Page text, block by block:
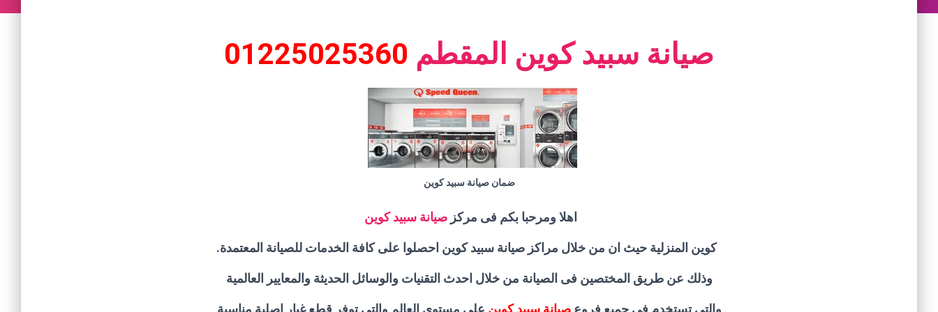
صيانة سبيد كوين المقطم 01225025360
ضمان صيانة سبيد كوين
اهلا ومرحبا بكم فى مركزصيانة سبيد كوين
كوين المنزلية حيث ان من خلال مراكز صيانة سبيد كوين احصلوا على كافة الخدمات للصيانة المعتمدة.
وذلك عن طريق المختصين فى الصيانة من خلال احدث التقنيات والوسائل الحديثة والمعايير العالمية
والتى تستخدم فى جميع فروعصيانة سبيد كوين على مستوى العالم والتى توفر قطع غيار اصلية مناسبة